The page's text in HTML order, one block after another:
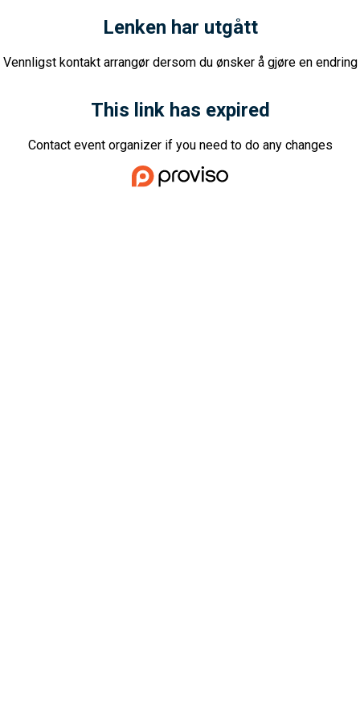
Lenken har utgått
Vennligst kontakt arrangør dersom du ønsker å gjøre en endring
This link has expired
Contact event organizer if you need to do any changes